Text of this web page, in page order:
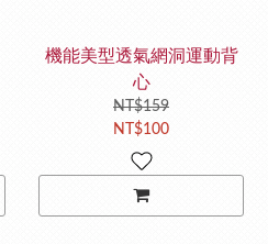
機能美型透氣網洞運動背
心
NT$159
NT$100